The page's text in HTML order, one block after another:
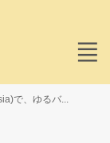
で、ゆるバ...